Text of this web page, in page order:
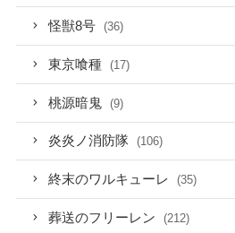
怪獣8号 (36)
東京喰種 (17)
桃源暗鬼 (9)
炎炎ノ消防隊 (106)
終末のワルキューレ (35)
葬送のフリーレン (212)